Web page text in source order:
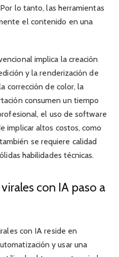
lo tanto, las herramientas
el contenido en una
implica la creación
y la renderización de
corrección de color, la
consumen un tiempo
el uso de software
implicar altos costos, como
se requiere calidad
habilidades técnicas.
con IA paso a
con IA reside en
y usar una